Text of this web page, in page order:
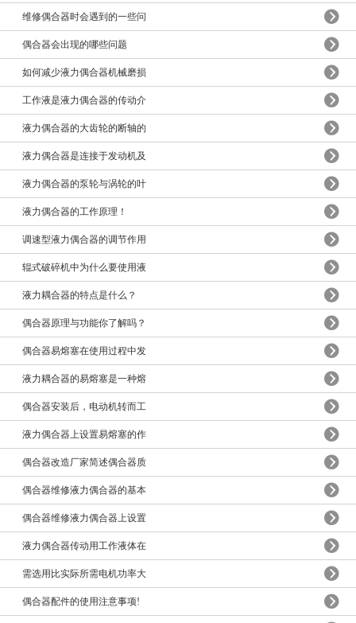
维修偶合器时会遇到的一些问
偶合器会出现的哪些问题
如何减少液力偶合器机械磨损
工作液是液力偶合器的传动介
液力偶合器的大齿轮的断轴的
液力偶合器是连接于发动机及
液力偶合器的泵轮与涡轮的叶
液力偶合器的工作原理！
调速型液力偶合器的调节作用
辊式破碎机中为什么要使用液
液力耦合器的特点是什么？
偶合器原理与功能你了解吗？
偶合器易熔塞在使用过程中发
液力耦合器的易熔塞是一种熔
偶合器安装后，电动机转而工
液力偶合器上设置易熔塞的作
偶合器改造厂家简述偶合器质
偶合器维修液力偶合器的基本
偶合器维修液力偶合器上设置
液力偶合器传动用工作液体在
需选用比实际所需电机功率大
偶合器配件的使用注意事项!